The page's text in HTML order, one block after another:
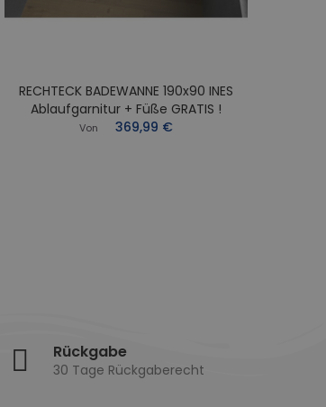
RECHTECK BADEWANNE 190x90 INES
Ablaufgarnitur + Füße GRATIS !
Von 369,99 €
Rückgabe
30 Tage Rückgaberecht